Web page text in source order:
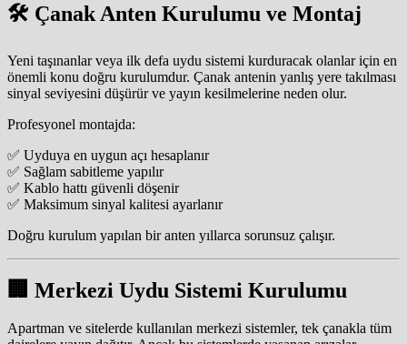
🛠️ Çanak Anten Kurulumu ve Montaj
Yeni taşınanlar veya ilk defa uydu sistemi kurduracak olanlar için en
önemli konu doğru kurulumdur. Çanak antenin yanlış yere takılması
sinyal seviyesini düşürür ve yayın kesilmelerine neden olur.
Profesyonel montajda:
✅ Uyduya en uygun açı hesaplanır
✅ Sağlam sabitleme yapılır
✅ Kablo hattı güvenli döşenir
✅ Maksimum sinyal kalitesi ayarlanır
Doğru kurulum yapılan bir anten yıllarca sorunsuz çalışır.
🏢 Merkezi Uydu Sistemi Kurulumu
Apartman ve sitelerde kullanılan merkezi sistemler, tek çanakla tüm